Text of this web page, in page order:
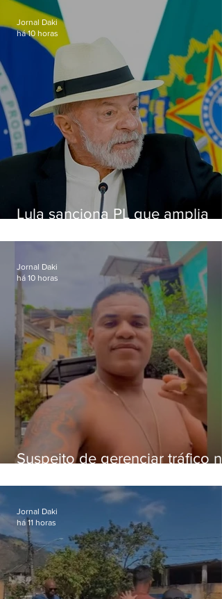
Lula sanciona PL que amplia
crianças
Jornal Daki
há 10 horas
Suspeito de gerenciar tráfico na
foragido
Jornal Daki
há 10 horas
Jornal Daki
há 11 horas